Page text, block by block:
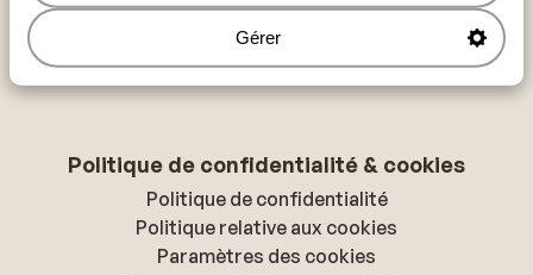
Gérer
Tourisme responsable
Presse & médias
Déclaration d'accessibilité
Politique de confidentialité & cookies
Politique de confidentialité
Politique relative aux cookies
Paramètres des cookies